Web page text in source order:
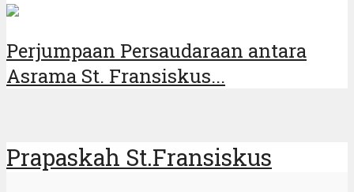
Perjumpaan Persaudaraan antara
Asrama St. Fransiskus...
Prapaskah St.Fransiskus